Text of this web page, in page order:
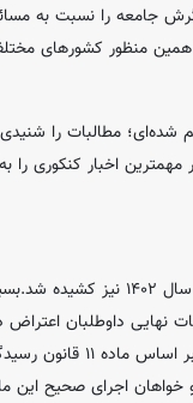
جامعه را نسبت به
منظور کشورهای
شده‌ای؛ مطالبات را
اخبار کنکوری
حواشی دو مرحله‌ای شدن کنکور از دی ماه ادامه
سوالات امتحانات نهایی داوطلبان
مجازی و مقابل مجلس تجمع کردند.
اجرای صحیح این